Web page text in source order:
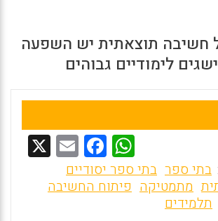
חשיבה תוצאתית יש השפעה
לימודיים גבוהים
W
h
at
F
a
ce
E
m
ai
בתי ספר בתי ספר יסודיים
מתמטיקה פיתוח החשיבה
תלמידים